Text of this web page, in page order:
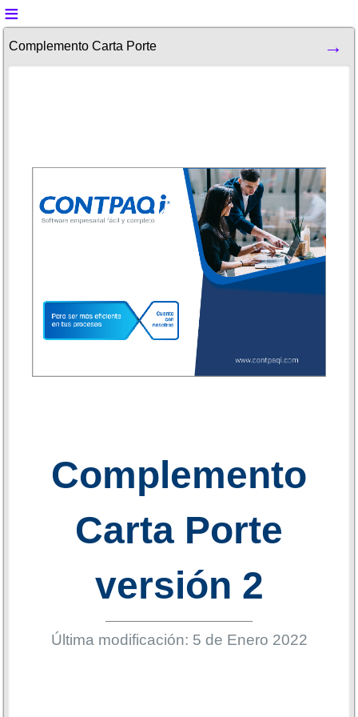
Complemento Carta Porte
Complemento
Carta Porte
versión 2
Última modificación: 5 de Enero 2022